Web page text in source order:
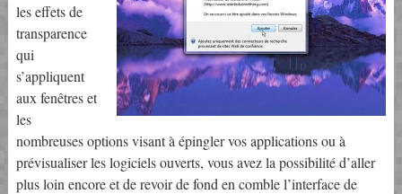
les effets de
transparence
qui
s’appliquent
aux fenêtres et
les
nombreuses options visant à épingler vos applications ou à
prévisualiser les logiciels ouverts, vous avez la possibilité d’aller
plus loin encore et de revoir de fond en comble l’interface de